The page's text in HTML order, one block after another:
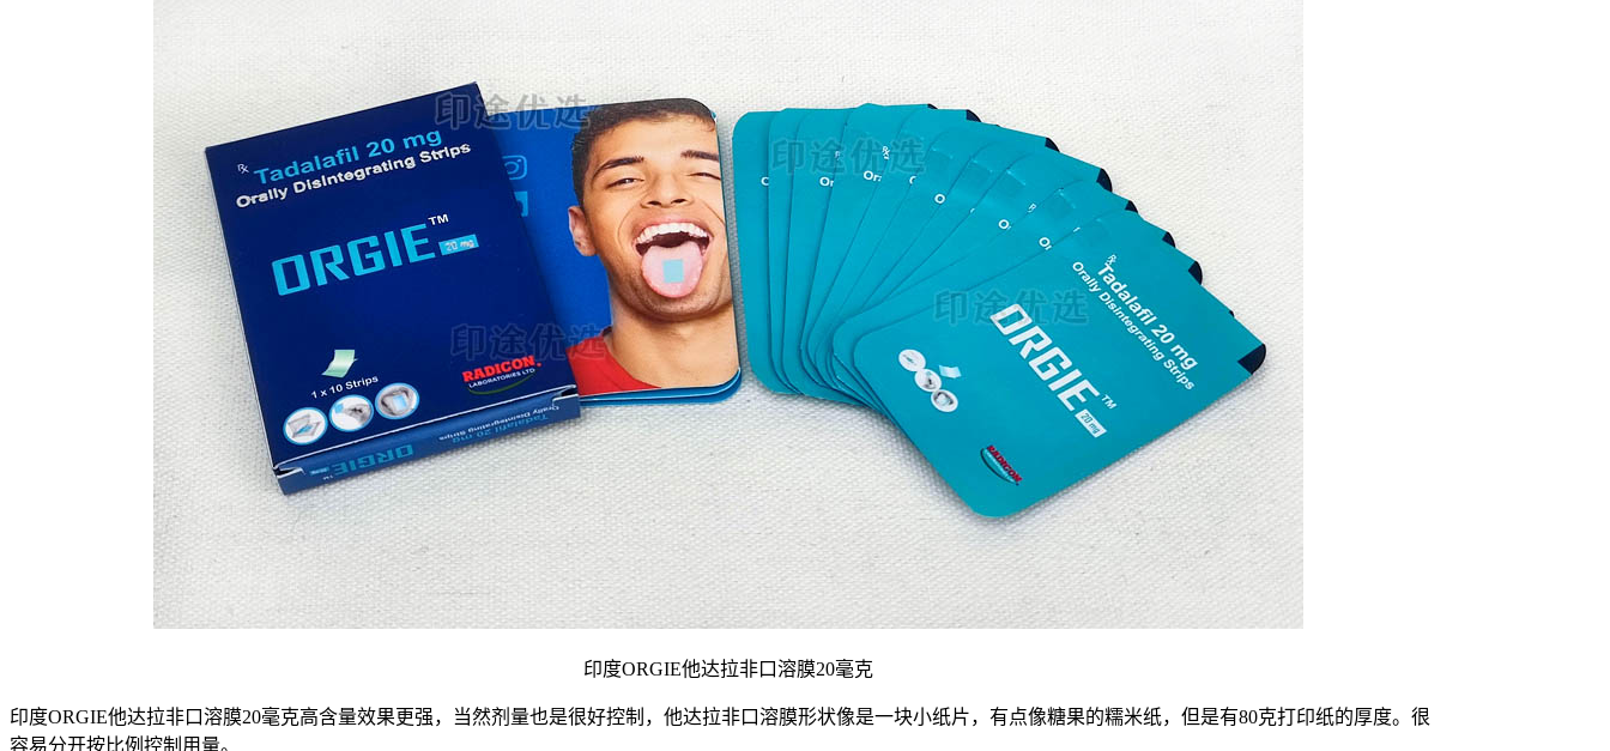
印度ORGIE他达拉非口溶膜20毫克
印度ORGIE他达拉非口溶膜20毫克高含量效果更强，当然剂量也是很好控制，他达拉非口溶膜形状像是一块小纸片，有点像糖果的糯米纸，但是有80克打印纸的厚度。很
容易分开按比例控制用量。